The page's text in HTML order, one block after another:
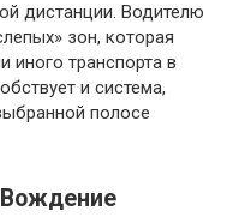
дистанции. Водителю
зон, которая
транспорта в
и система,
полосе
Вождение